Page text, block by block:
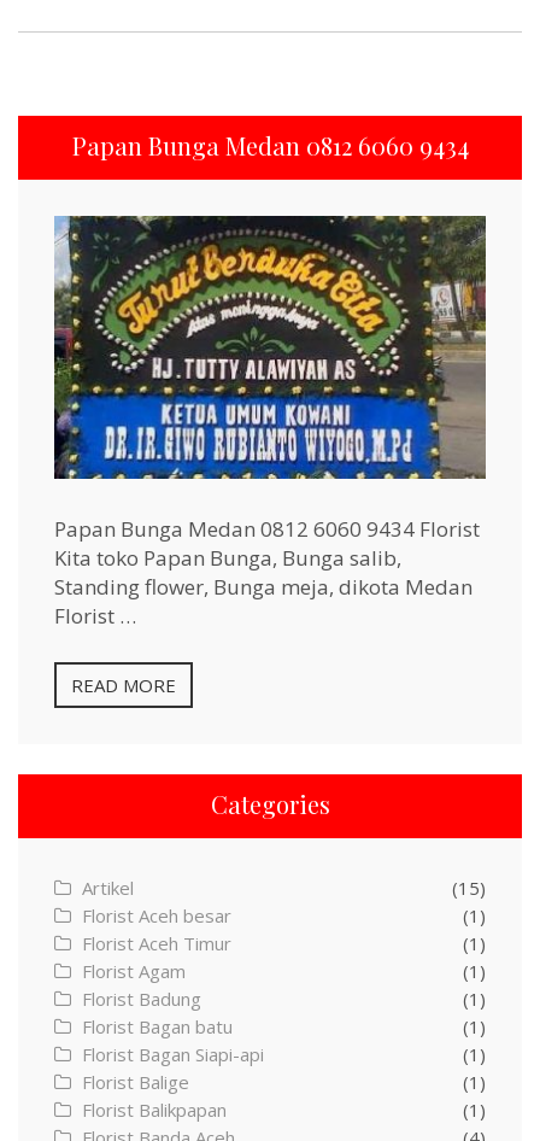
Papan Bunga Medan 0812 6060 9434
Papan Bunga Medan 0812 6060 9434 Florist
Kita toko Papan Bunga, Bunga salib,
Standing flower, Bunga meja, dikota Medan
Florist …
READ MORE
Categories
Artikel
(15)
Florist Aceh besar
(1)
Florist Aceh Timur
(1)
Florist Agam
(1)
Florist Badung
(1)
Florist Bagan batu
(1)
Florist Bagan Siapi-api
(1)
Florist Balige
(1)
Florist Balikpapan
(1)